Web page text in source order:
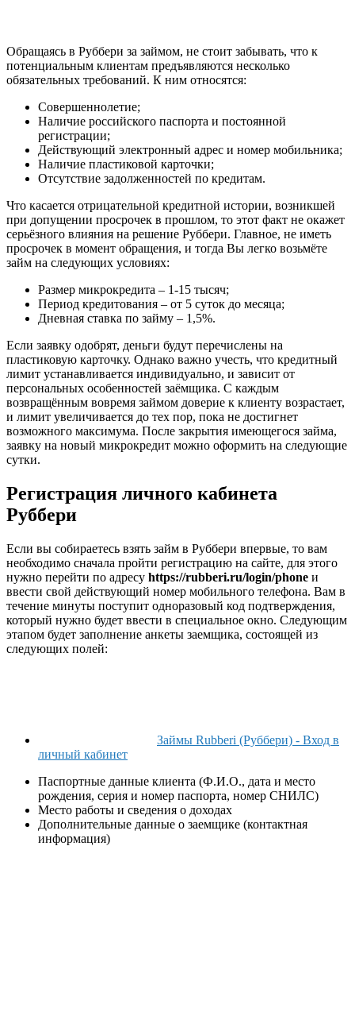
Обращаясь в Руббери за займом, не стоит забывать, что к
потенциальным клиентам предъявляются несколько
обязательных требований. К ним относятся:
Совершеннолетие;
Наличие российского паспорта и постоянной
регистрации;
Действующий электронный адрес и номер мобильника;
Наличие пластиковой карточки;
Отсутствие задолженностей по кредитам.
Что касается отрицательной кредитной истории, возникшей
при допущении просрочек в прошлом, то этот факт не окажет
серьёзного влияния на решение Руббери. Главное, не иметь
просрочек в момент обращения, и тогда Вы легко возьмёте
займ на следующих условиях:
Размер микрокредита – 1-15 тысяч;
Период кредитования – от 5 суток до месяца;
Дневная ставка по займу – 1,5%.
Если заявку одобрят, деньги будут перечислены на
пластиковую карточку. Однако важно учесть, что кредитный
лимит устанавливается индивидуально, и зависит от
персональных особенностей заёмщика. С каждым
возвращённым вовремя займом доверие к клиенту возрастает,
и лимит увеличивается до тех пор, пока не достигнет
возможного максимума. После закрытия имеющегося займа,
заявку на новый микрокредит можно оформить на следующие
сутки.
Регистрация личного кабинета
Руббери
Если вы собираетесь взять займ в Руббери впервые, то вам
необходимо сначала пройти регистрацию на сайте, для этого
нужно перейти по адресу https://rubberi.ru/login/phone и
ввести свой действующий номер мобильного телефона. Вам в
течение минуты поступит одноразовый код подтверждения,
который нужно будет ввести в специальное окно. Следующим
этапом будет заполнение анкеты заемщика, состоящей из
следующих полей:
Займы Rubberi (Руббери) - Вход в
личный кабинет
Паспортные данные клиента (Ф.И.О., дата и место
рождения, серия и номер паспорта, номер СНИЛС)
Место работы и сведения о доходах
Дополнительные данные о заемщике (контактная
информация)